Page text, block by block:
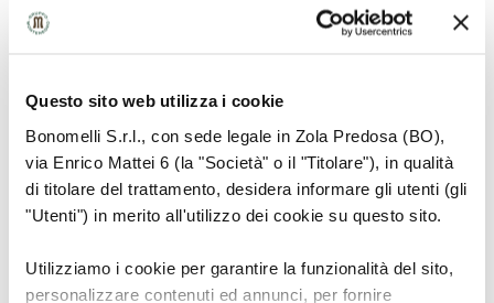
Questo sito web utilizza i cookie
Bonomelli S.r.l., con sede legale in Zola Predosa (BO),
via Enrico Mattei 6 (la "Società" o il "Titolare"), in qualità
di titolare del trattamento, desidera informare gli utenti (gli
"Utenti") in merito all'utilizzo dei cookie su questo sito.
Utilizziamo i cookie per garantire la funzionalità del sito,
personalizzare contenuti ed annunci, per fornire
INGREDIENTS
Iodized salt 80%, Rosemary 13.9%, Garlic, Oregano,
White pepper 0.8%